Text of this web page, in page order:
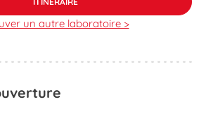
un autre laboratoire >